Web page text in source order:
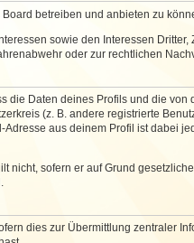
betreiben und anbieten zu
sowie den Interessen
oder zur rechtlichen
Daten deines Profils und die
(z. B. andere registrierte
aus deinem Profil ist dabei
sofern er auf Grund
dies zur Übermittlung zentraler